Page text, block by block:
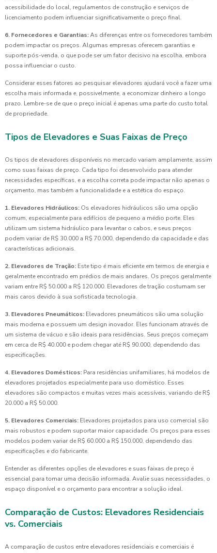
acessibilidade do local, regulamentos de construção e serviços de
licenciamento podem influenciar significativamente o preço final.
6. Fornecedores e Garantias:As diferenças entre os fornecedores também
podem impactar os preços. Algumas empresas oferecem garantias e
suporte pós-venda, o que pode ser um fator decisivo na escolha, embora
possa influenciar o custo.
Considerar esses fatores ao pesquisar elevadores ajudará você a fazer uma
escolha mais informada e, possivelmente, a economizar dinheiro a longo
prazo. Lembre-se de que o preço inicial é apenas uma parte do custo total
de propriedade.
Tipos de Elevadores e Suas Faixas de Preço
Os tipos de elevadores disponíveis no mercado variam amplamente, assim
como suas faixas de preço. Cada tipo foi desenvolvido para atender
necessidades específicas, e a escolha correta pode impactar não apenas o
orçamento, mas também a funcionalidade e a estética do espaço.
1. Elevadores Hidráulicos: Os elevadores hidráulicos são uma opção
comum, especialmente para edifícios de pequeno a médio porte. Eles
utilizam um sistema hidráulico para levantar o cabos, e seus preços
podem variar de R$ 30.000 a R$ 70.000, dependendo da capacidade e das
características adicionais.
2. Elevadores de Tração: Este tipo é mais eficiente em termos de energia e
geralmente encontrado em prédios de mais andares. Os preços geralmente
variam entre R$ 50.000 a R$ 120.000. Elevadores de tração costumam ser
mais caros devido à sua sofisticada tecnologia.
3. Elevadores Pneumáticos: Elevadores pneumáticos são uma solução
mais moderna e possuem um design inovador. Eles funcionam através de
um sistema de vácuo e são ideais para residências. Seus preços começam
em cerca de R$ 40.000 e podem chegar até R$ 90.000, dependendo das
especificações.
4. Elevadores Domésticos: Para residências unifamiliares, há modelos de
elevadores projetados especialmente para uso doméstico. Esses
elevadores são compactos e muitas vezes mais acessíveis, variando de R$
20.000 a R$ 50.000.
5. Elevadores Comerciais: Elevadores projetados para uso comercial são
mais robustos e podem suportar maior capacidade. Os preços para esses
modelos podem variar de R$ 60.000 a R$ 150.000, dependendo das
especificações e do fabricante.
Entender as diferentes opções de elevadores e suas faixas de preço é
essencial para tomar uma decisão informada. Avalie suas necessidades, o
espaço disponível e o orçamento para encontrar a solução ideal.
Comparação de Custos: Elevadores Residenciais
vs. Comerciais
A comparação de custos entre elevadores residenciais e comerciais é